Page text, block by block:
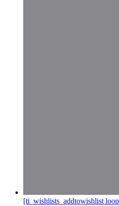
[ti_wishlists_addtowishlist